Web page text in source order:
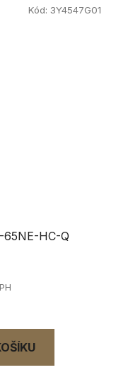
HC-Q
Kód: 3Y4547G01